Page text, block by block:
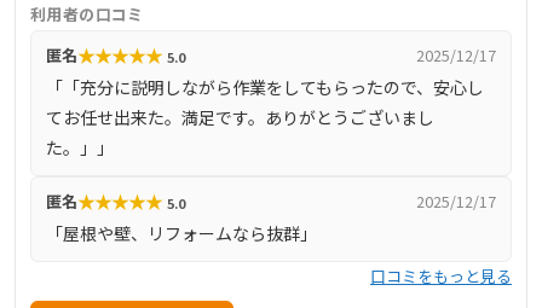
フォーム事業部「生活空間塾」では、建物の資産価値向上
を目指し、真心を込めた施工を提供。不動産事業部では売
買仲介を中心に、お客様の多様なニーズに迅速かつ丁寧に
対応しています。豊富な施工実績とオリジナル製品の開発
を通じて、屋根・外壁のトータルコーディネーターとし
利用者の口コミ
匿名★★★★★ 5.0 2025/12/17
「「充分に説明しながら作業をしてもらったので、安心し
てお任せ出来た。満足です。ありがとうございまし
た。」」
匿名★★★★★ 5.0 2025/12/17
「屋根や壁、リフォームなら抜群」
口コミをもっと見る